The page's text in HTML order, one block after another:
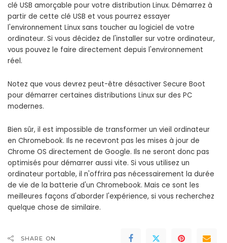
clé USB amorçable pour votre distribution Linux. Démarrez à
partir de cette clé USB et vous pourrez essayer
l'environnement Linux sans toucher au logiciel de votre
ordinateur. Si vous décidez de l'installer sur votre ordinateur,
vous pouvez le faire directement depuis l'environnement
réel.
Notez que vous devrez peut-être désactiver Secure Boot
pour démarrer certaines distributions Linux sur des PC
modernes.
Bien sûr, il est impossible de transformer un vieil ordinateur
en Chromebook. Ils ne recevront pas les mises à jour de
Chrome OS directement de Google. Ils ne seront donc pas
optimisés pour démarrer aussi vite. Si vous utilisez un
ordinateur portable, il n'offrira pas nécessairement la durée
de vie de la batterie d'un Chromebook. Mais ce sont les
meilleures façons d'aborder l'expérience, si vous recherchez
quelque chose de similaire.
SHARE ON